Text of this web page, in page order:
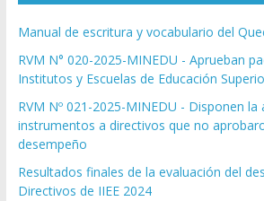
Manual de escritura y vocabulario del
RVM N° 020-2025-MINEDU - Aprueban
Institutos y Escuelas de Educación
RVM Nº 021-2025-MINEDU - Disponen la
instrumentos a directivos que no
desempeño
Resultados finales de la evaluación del
Directivos de IIEE 2024